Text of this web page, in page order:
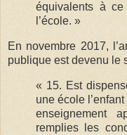
équivalents à
l’école. »
En novembre 2017,
publique est devenu le
« 15. Est
une école
enseignement
remplies les